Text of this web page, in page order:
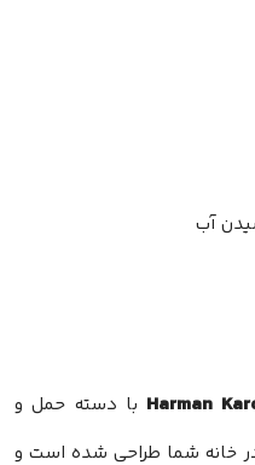
Harman با دسته حمل و
خانه شما طراحی شده است و